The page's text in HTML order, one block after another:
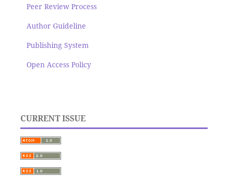
Peer Review Process
Author Guideline
Publishing System
Open Access Policy
CURRENT ISSUE